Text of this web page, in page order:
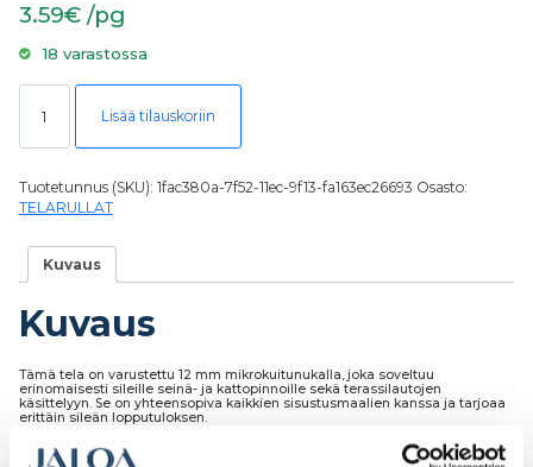
3.59€ /pg
18 varastossa
IDEO Micromix-tela 100mm/12mm 2kpl/pkt määrä
Lisää tilauskoriin
Tuotetunnus (SKU): 1fac380a-7f52-11ec-9f13-fa163ec26693 Osasto:
TELARULLAT
Kuvaus
Kuvaus
Tämä tela on varustettu 12 mm mikrokuitunukalla, joka soveltuu
erinomaisesti sileille seinä- ja kattopinnoille sekä terassilautojen
käsittelyyn. Se on yhteensopiva kaikkien sisustusmaalien kanssa ja tarjoaa
erittäin sileän lopputuloksen.